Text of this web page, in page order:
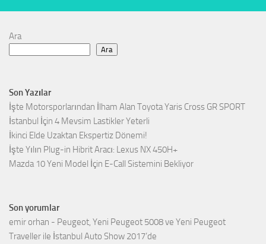
Ara
Ara
Son Yazılar
İşte Motorsporlarından İlham Alan Toyota Yaris Cross GR SPORT
İstanbul İçin 4 Mevsim Lastikler Yeterli
İkinci Elde Uzaktan Ekspertiz Dönemi!
İşte Yılın Plug-in Hibrit Aracı: Lexus NX 450H+
Mazda 10 Yeni Model İçin E-Call Sistemini Bekliyor
Son yorumlar
emir orhan - Peugeot, Yeni Peugeot 5008 ve Yeni Peugeot
Traveller ile İstanbul Auto Show 2017’de